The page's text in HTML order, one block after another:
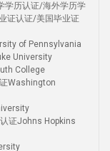
学历认证/海外学历学
证认证/美国毕业证
of Pennsylvania
University
College
Washington
证Johns Hopkins